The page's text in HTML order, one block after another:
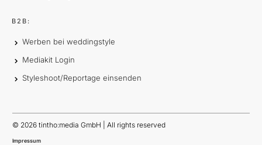
B2B:
Werben bei weddingstyle
Mediakit Login
Styleshoot/Reportage einsenden
© 2026 tintho:media GmbH | All rights reserved
Impressum